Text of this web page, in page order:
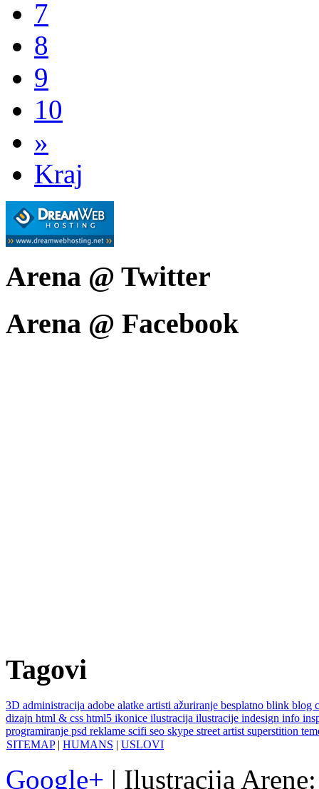
7
8
9
10
»
Kraj
Arena @ Twitter
Arena @ Facebook
Tagovi
3D administracija adobe alatke artisti ažuriranje besplatno blink blog
dizajn html & css html5 ikonice ilustracija ilustracije indesign info
programiranje psd reklame scifi seo skype street artist superstition
SITEMAP| HUMANS | USLOVI
Google+ | Ilustracija